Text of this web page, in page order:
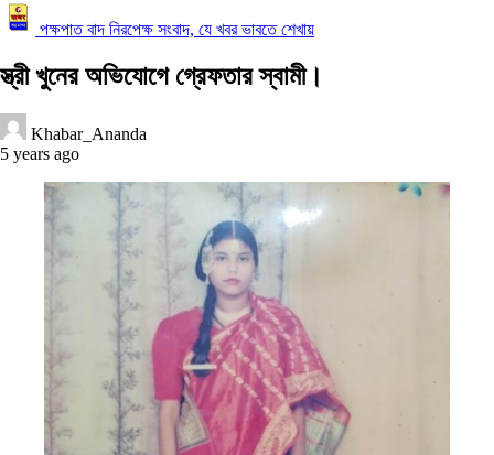
পক্ষপাত বাদ নিরপেক্ষ সংবাদ, যে খবর ভাবতে শেখায়
স্ত্রী খুনের অভিযোগে গ্রেফতার স্বামী।
Khabar_Ananda
5 years ago